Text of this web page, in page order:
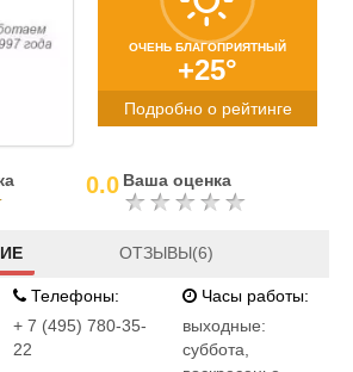
ОЧЕНЬ БЛАГОПРИЯТНЫЙ
+25°
Подробно о рейтинге
0.0 Ваша оценка
ОТЗЫВЫ(6)
Телефоны:
+ 7 (495) 780-35-
22
Часы работы:
выходные:
суббота,